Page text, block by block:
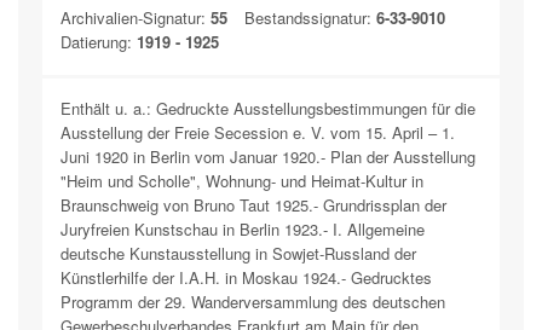
Archivalien-Signatur: 55 Bestandssignatur: 6-33-9010
Datierung: 1919 - 1925
Enthält u. a.: Gedruckte Ausstellungsbestimmungen für die
Ausstellung der Freie Secession e. V. vom 15. April – 1.
Juni 1920 in Berlin vom Januar 1920.- Plan der Ausstellung
"Heim und Scholle", Wohnung- und Heimat-Kultur in
Braunschweig von Bruno Taut 1925.- Grundrissplan der
Juryfreien Kunstschau in Berlin 1923.- I. Allgemeine
deutsche Kunstausstellung in Sowjet-Russland der
Künstlerhilfe der I.A.H. in Moskau 1924.- Gedrucktes
Programm der 29. Wanderversammlung des deutschen